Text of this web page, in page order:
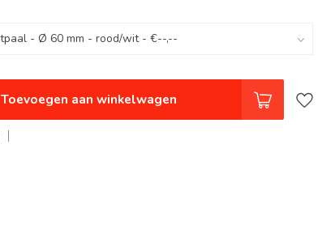
Toevoegen aan winkelwagen